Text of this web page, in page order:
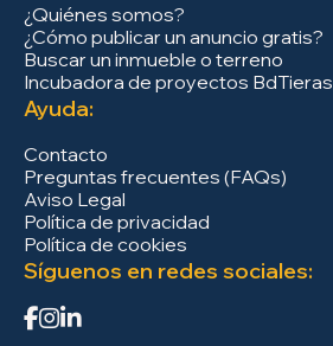
¿Quiénes somos?
¿Cómo publicar un anuncio gratis?
Buscar un inmueble o terreno
Incubadora de proyectos BdTieras
Ayuda:
Contacto
Preguntas frecuentes (FAQs)
Aviso Legal
Política de privacidad
Política de cookies
Síguenos en redes sociales: